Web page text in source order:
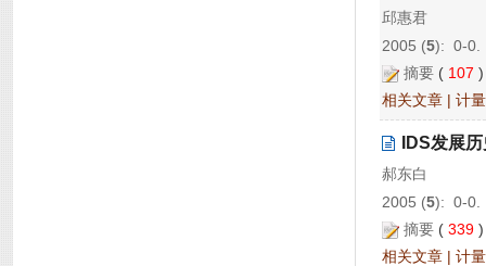
邱惠君
2005 (5): 0-0.
摘要 ( 107
相关文章 | 计
IDS发展
郝东白
2005 (5): 0-0.
摘要 ( 339
相关文章 | 计